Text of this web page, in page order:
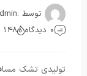
توسط :
0 دیدگاه
148 بازدید
تولیدی تشک